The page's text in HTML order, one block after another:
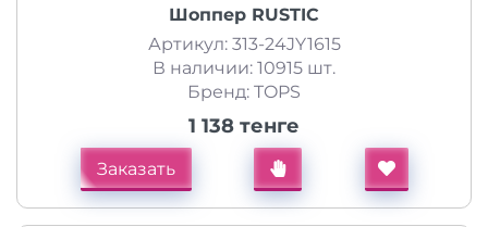
Шоппер RUSTIC
Артикул: 313-24JY1615
В наличии: 10915 шт.
Бренд: TOPS
1 138 тенге
Заказать